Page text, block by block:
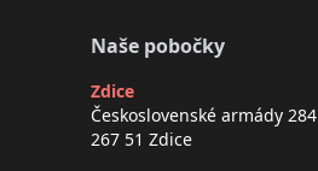
Naše pobočky
Zdice
Československé armády 284
267 51 Zdice